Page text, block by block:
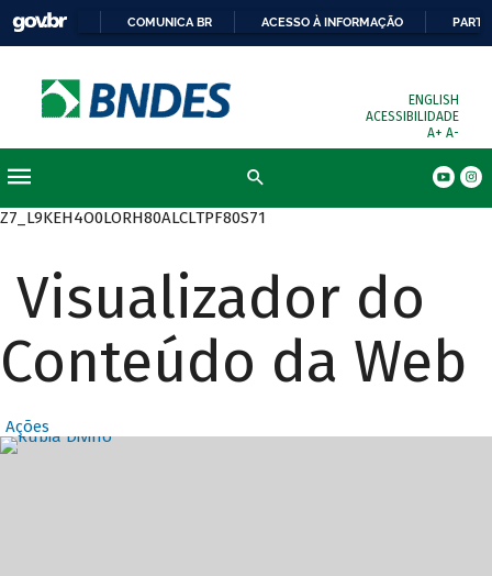
COMUNICA BR ACESSO À INFORMAÇÃO
ENGLISH
ACESSIBILIDADE
A+ A-
Z7_L9KEH4O0LORH80ALCLTPF80S71
Visualizador do
Conteúdo da Web
Ações
Destaques